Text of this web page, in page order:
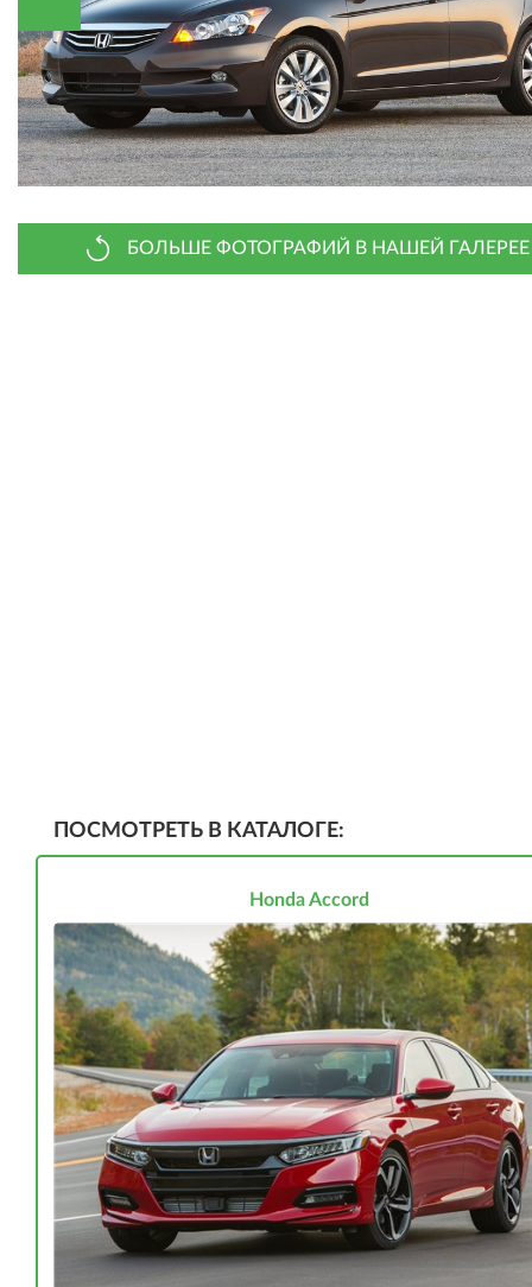
БОЛЬШЕ ФОТОГРАФИЙ В НАШЕЙ ГАЛЕРЕЕ
ПОСМОТРЕТЬ В КАТАЛОГЕ:
Honda Accord